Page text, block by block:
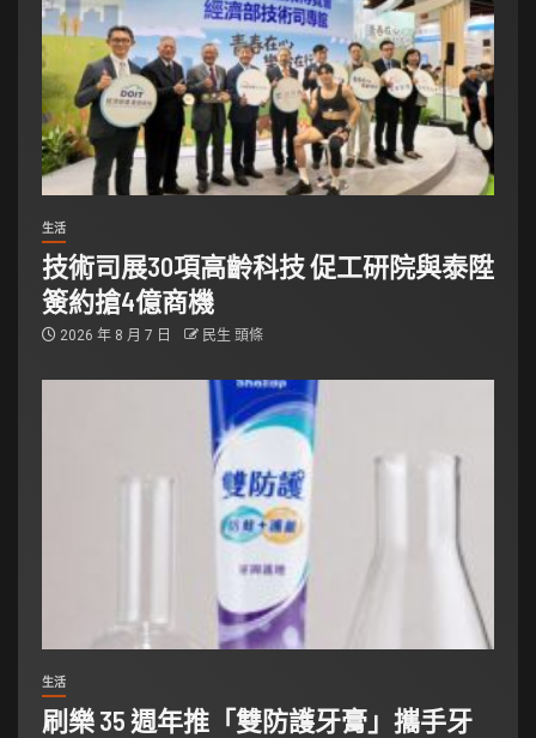
生活
技術司展30項高齡科技 促工研院與泰陞
簽約搶4億商機
2026 年 8 月 7 日 民生 頭條
生活
刷樂 35 週年推「雙防護牙膏」攜手牙